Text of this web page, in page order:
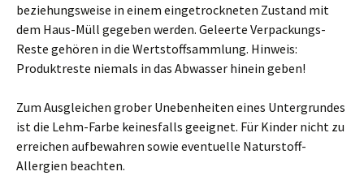
beziehungsweise in einem eingetrockneten Zustand mit
dem Haus-Müll gegeben werden. Geleerte Verpackungs-
Reste gehören in die Wertstoffsammlung. Hinweis:
Produktreste niemals in das Abwasser hinein geben!
Zum Ausgleichen grober Unebenheiten eines Untergrundes
ist die Lehm-Farbe keinesfalls geeignet. Für Kinder nicht zu
erreichen aufbewahren sowie eventuelle Naturstoff-
Allergien beachten.